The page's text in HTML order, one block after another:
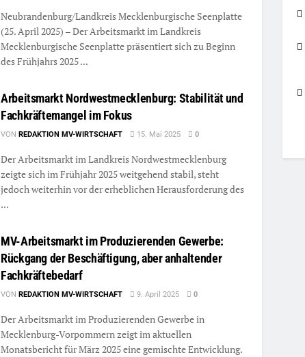
Neubrandenburg/Landkreis Mecklenburgische Seenplatte
(25. April 2025) – Der Arbeitsmarkt im Landkreis
Mecklenburgische Seenplatte präsentiert sich zu Beginn
des Frühjahrs 2025 ...
Arbeitsmarkt Nordwestmecklenburg: Stabilität und
Fachkräftemangel im Fokus
VON REDAKTION MV-WIRTSCHAFT 15. Mai 2025 0
Der Arbeitsmarkt im Landkreis Nordwestmecklenburg
zeigte sich im Frühjahr 2025 weitgehend stabil, steht
jedoch weiterhin vor der erheblichen Herausforderung des
...
MV-Arbeitsmarkt im Produzierenden Gewerbe:
Rückgang der Beschäftigung, aber anhaltender
Fachkräftebedarf
VON REDAKTION MV-WIRTSCHAFT 9. April 2025 0
Der Arbeitsmarkt im Produzierenden Gewerbe in
Mecklenburg-Vorpommern zeigt im aktuellen
Monatsbericht für März 2025 eine gemischte Entwicklung.